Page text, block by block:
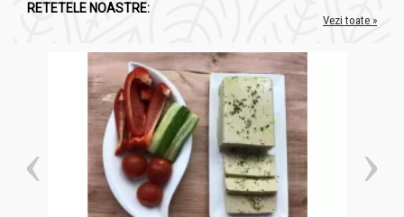
RETETELE NOASTRE:
Vezi toate »